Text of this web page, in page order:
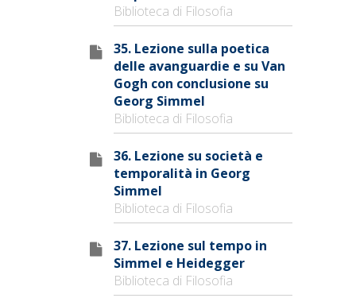
Biblioteca di Filosofia
35. Lezione sulla poetica
delle avanguardie e su Van
Gogh con conclusione su
Georg Simmel
Biblioteca di Filosofia
36. Lezione su società e
temporalità in Georg
Simmel
Biblioteca di Filosofia
37. Lezione sul tempo in
Simmel e Heidegger
Biblioteca di Filosofia